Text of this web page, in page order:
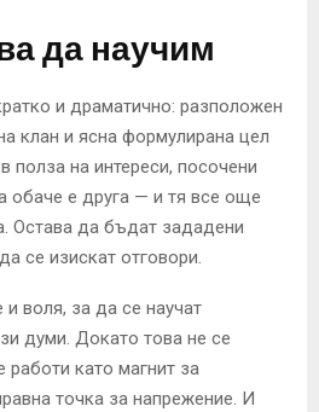
да научим
и драматично: разположен
клан и ясна формулирана цел
полза на интереси, посочени
обаче е друга — и тя все още
Остава да бъдат зададени
се изискат отговори.
воля, за да се научат
думи. Докато това не се
работи като магнит за
точка за напрежение. И